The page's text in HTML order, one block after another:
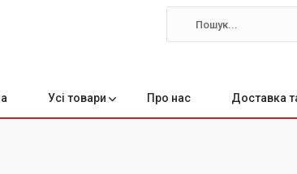
Усі товари Про нас Доставка